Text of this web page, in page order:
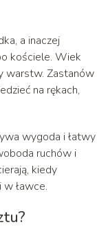
a inaczej
kościele. Wiek
warstw. Zastanów
na rękach,
wygoda i łatwy
ruchów i
kiedy
w ławce.